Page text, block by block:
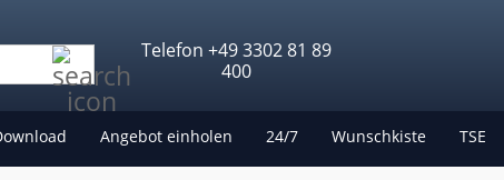
Suche...Telefon +49 3302 81 89
400
Angebot einholen 24/7 Wunschkiste TSE